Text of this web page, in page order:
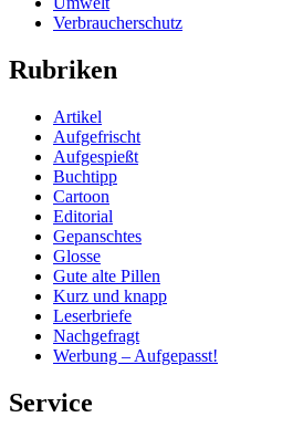
Verbraucherschutz
Rubriken
Artikel
Aufgefrischt
Aufgespießt
Buchtipp
Cartoon
Editorial
Gepanschtes
Glosse
Gute alte Pillen
Kurz und knapp
Leserbriefe
Nachgefragt
Werbung – Aufgepasst!
Service